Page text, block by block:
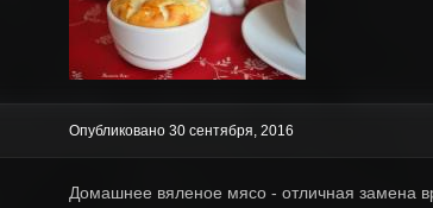
Опубликовано 30 сентября, 2016
Домашнее вяленое мясо - отличная замена